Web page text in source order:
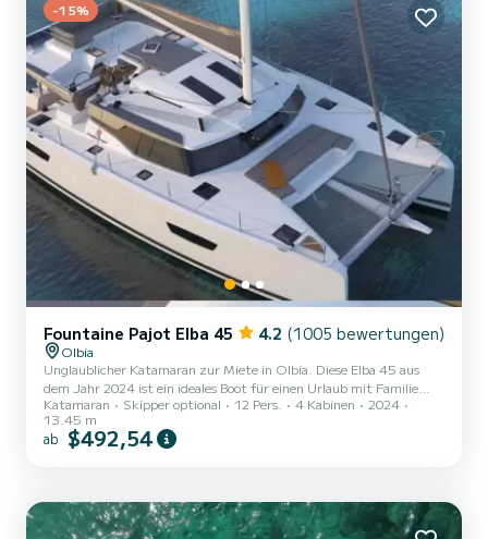
Aut...
-15%
Fountaine Pajot Elba 45 4.2 (1005 bewertungen)
Olbia
Unglaublicher Katamaran zur Miete in Olbia. Diese Elba 45 aus
dem Jahr 2024 ist ein ideales Boot für einen Urlaub mit Familie
oder Freunden. Sie werden eine außergewöhnliche Kreuzfahrt auf
diesem 14 Meter langen Katamaran erleben. Sie können während
der Kreuzfahrt bis zu 12 Passagiere unterbringen und die 4
mit einem Lattengroßsegel und einer Rollgenua ausgestattet. Es
v...
Katamaran Skipper optional 12 Pers. 4 Kabinen
2024
13.45 m
ab $492,54